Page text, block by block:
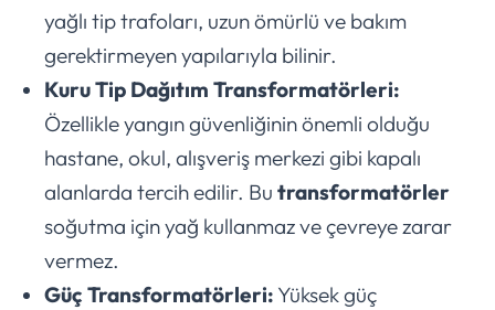
yağlı tip trafoları, uzun ömürlü ve bakım
gerektirmeyen yapılarıyla bilinir.
Kuru Tip Dağıtım Transformatörleri:
Özellikle yangın güvenliğinin önemli olduğu
hastane, okul, alışveriş merkezi gibi kapalı
alanlarda tercih edilir. Bu transformatörler
soğutma için yağ kullanmaz ve çevreye zarar
vermez.
Güç Transformatörleri: Yüksek güç